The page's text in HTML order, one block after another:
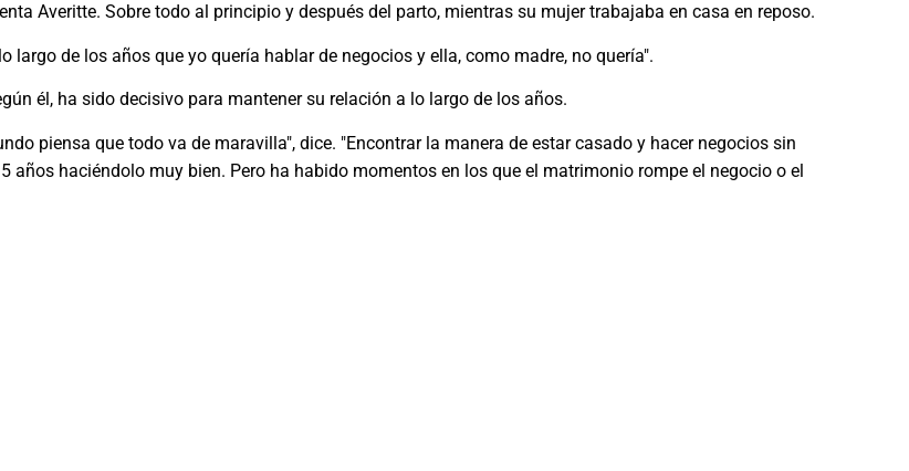
Averitte. Sobre todo al principio y después del parto, mientras su mujer trabajaba en casa en reposo.
de los años que yo quería hablar de negocios y ella, como madre, no quería".
él, ha sido decisivo para mantener su relación a lo largo de los años.
piensa que todo va de maravilla", dice. "Encontrar la manera de estar casado y hacer negocios sin
haciéndolo muy bien. Pero ha habido momentos en los que el matrimonio rompe el negocio o el